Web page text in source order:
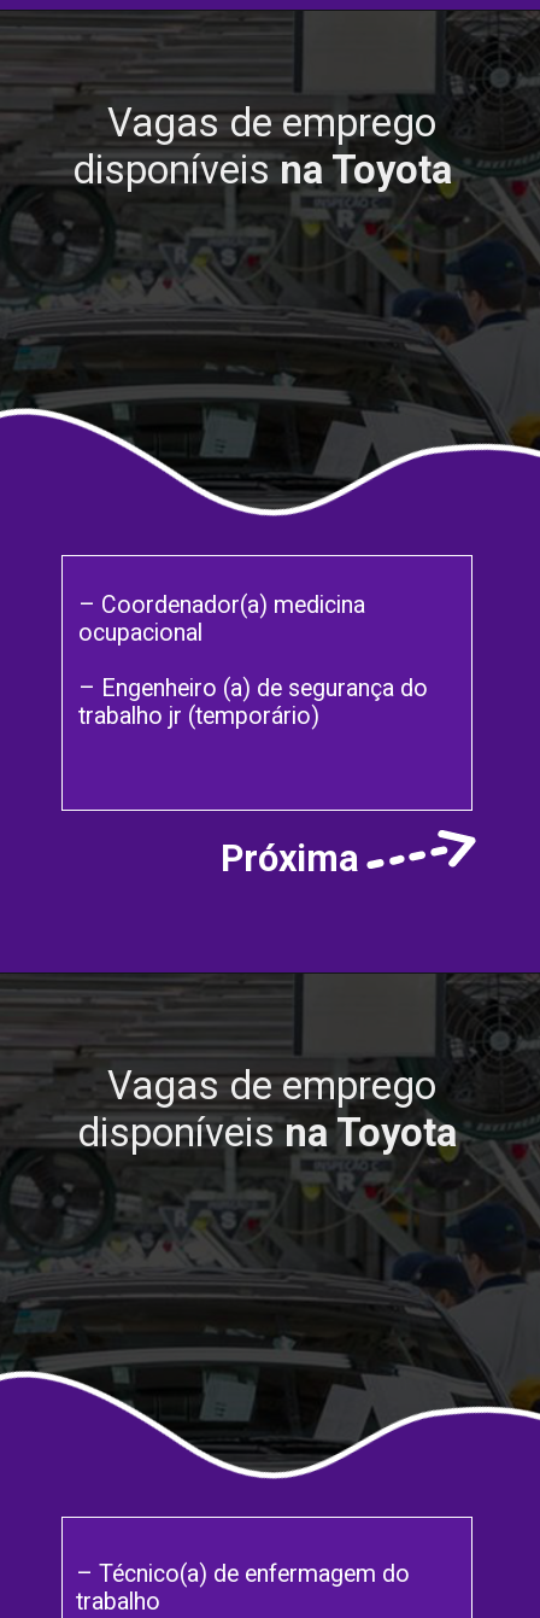
– Coordenador(a) medicina
ocupacional
– Engenheiro (a) de segurança do
trabalho jr (temporário)
Vagas de emprego
disponíveisna Toyota
Próxima
– Técnico(a) de enfermagem do
trabalho
Vagas de emprego
disponíveisna Toyota